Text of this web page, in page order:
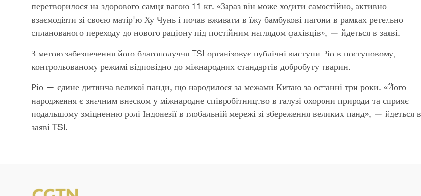
перетворилося на здорового самця вагою 11 кг. «Зараз він може ходити самостійно, активно
взаємодіяти зі своєю матір'ю Ху Чунь і почав вживати в їжу бамбукові пагони в рамках ретельно
спланованого переходу до нового раціону під постійним наглядом фахівців», — йдеться в заяві.
З метою забезпечення його благополуччя TSI організовує публічні виступи Ріо в поступовому,
контрольованому режимі відповідно до міжнародних стандартів добробуту тварин.
Ріо — єдине дитинча великої панди, що народилося за межами Китаю за останні три роки. «Його
народження є значним внеском у міжнародне співробітництво в галузі охорони природи та сприяє
подальшому зміцненню ролі Індонезії в глобальній мережі зі збереження великих панд», — йдеться в
заяві TSI.